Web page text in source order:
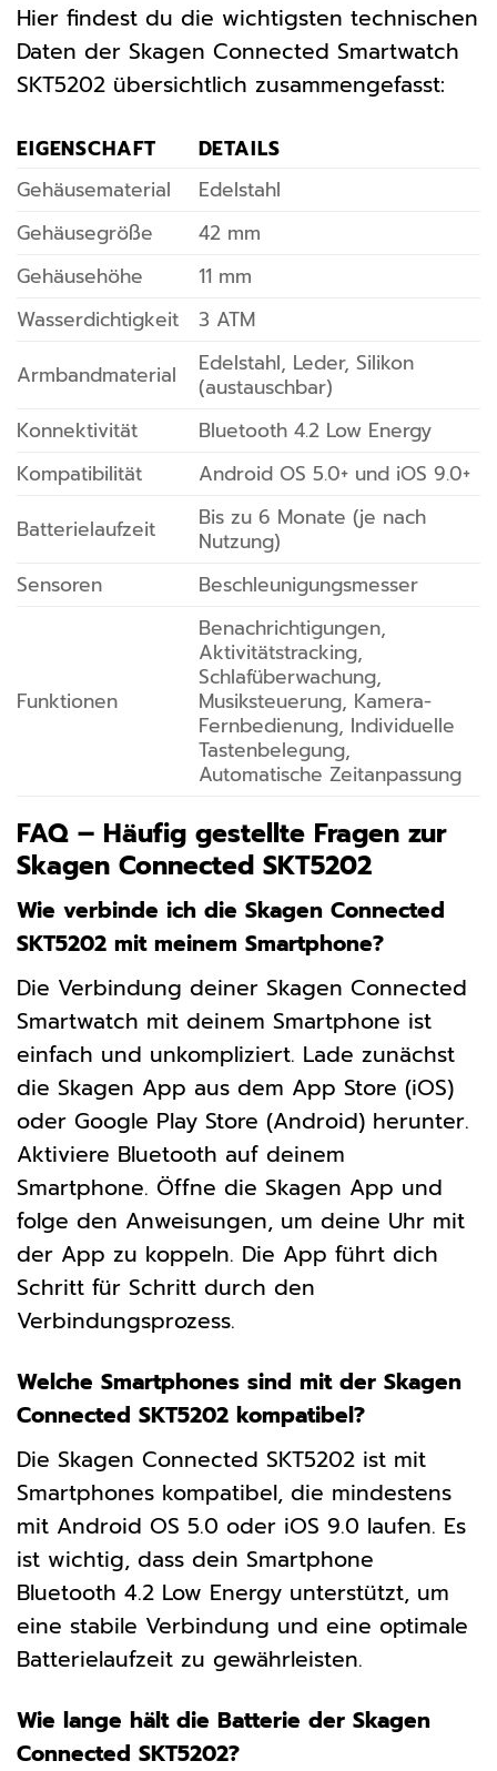
Hier findest du die wichtigsten technischen
Daten der Skagen Connected Smartwatch
SKT5202 übersichtlich zusammengefasst:
EIGENSCHAFT
DETAILS
Gehäusematerial
Edelstahl
Gehäusegröße
42 mm
Gehäusehöhe
11 mm
Wasserdichtigkeit
3 ATM
Armbandmaterial
Edelstahl, Leder, Silikon
(austauschbar)
Konnektivität
Bluetooth 4.2 Low Energy
Kompatibilität
Android OS 5.0+ und iOS 9.0+
Batterielaufzeit
Bis zu 6 Monate (je nach
Nutzung)
Sensoren
Beschleunigungsmesser
Funktionen
Benachrichtigungen,
Aktivitätstracking,
Schlafüberwachung,
Musiksteuerung, Kamera-
Fernbedienung, Individuelle
Tastenbelegung,
Automatische Zeitanpassung
FAQ – Häufig gestellte Fragen zur
Skagen Connected SKT5202
Wie verbinde ich die Skagen Connected
SKT5202 mit meinem Smartphone?
Die Verbindung deiner Skagen Connected
Smartwatch mit deinem Smartphone ist
einfach und unkompliziert. Lade zunächst
die Skagen App aus dem App Store (iOS)
oder Google Play Store (Android) herunter.
Aktiviere Bluetooth auf deinem
Smartphone. Öffne die Skagen App und
folge den Anweisungen, um deine Uhr mit
der App zu koppeln. Die App führt dich
Schritt für Schritt durch den
Verbindungsprozess.
Welche Smartphones sind mit der Skagen
Connected SKT5202 kompatibel?
Die Skagen Connected SKT5202 ist mit
Smartphones kompatibel, die mindestens
mit Android OS 5.0 oder iOS 9.0 laufen. Es
ist wichtig, dass dein Smartphone
Bluetooth 4.2 Low Energy unterstützt, um
eine stabile Verbindung und eine optimale
Batterielaufzeit zu gewährleisten.
Wie lange hält die Batterie der Skagen
Connected SKT5202?